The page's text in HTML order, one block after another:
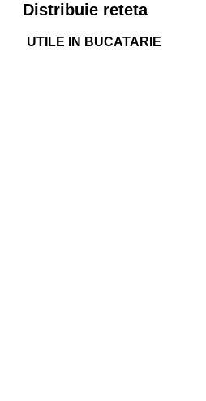
Distribuie reteta
UTILE IN BUCATARIE